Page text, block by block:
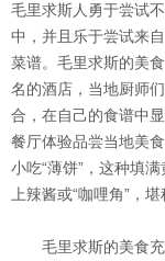
毛里求斯人勇于尝试
中，并且乐于尝试来
菜谱。毛里求斯的美
名的酒店，当地厨师
合，在自己的食谱中
餐厅体验品尝当地美
小吃“薄饼”，这种填
上辣酱或“咖哩角”，堪
毛里求斯的美食充